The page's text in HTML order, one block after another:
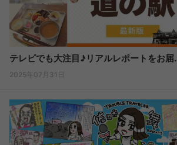
テレビでも大注目♪リアルレポートをお届
2025年07月31日